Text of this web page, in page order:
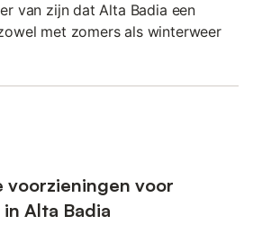
van zijn dat Alta Badia een
met zomers als winterweer
voorzieningen voor
Alta Badia